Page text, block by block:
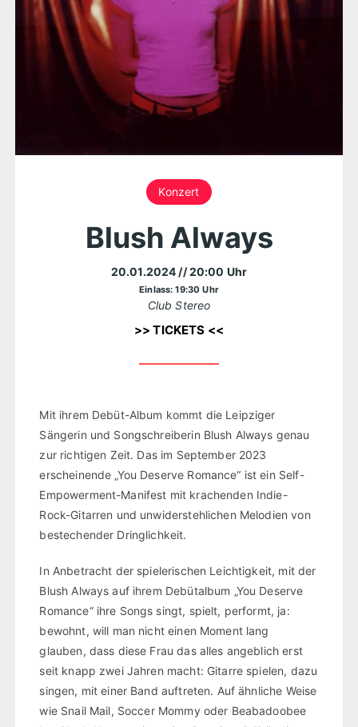
Konzert
Blush Always
20.01.2024 // 20:00 Uhr
Einlass: 19:30 Uhr
Club Stereo
>> TICKETS <<
Mit ihrem Debüt-Album kommt die Leipziger
Sängerin und Songschreiberin Blush Always genau
zur richtigen Zeit. Das im September 2023
erscheinende „You Deserve Romance“ ist ein Self-
Empowerment-Manifest mit krachenden Indie-
Rock-Gitarren und unwiderstehlichen Melodien von
bestechender Dringlichkeit.
In Anbetracht der spielerischen Leichtigkeit, mit der
Blush Always auf ihrem Debütalbum „You Deserve
Romance“ ihre Songs singt, spielt, performt, ja:
bewohnt, will man nicht einen Moment lang
glauben, dass diese Frau das alles angeblich erst
seit knapp zwei Jahren macht: Gitarre spielen, dazu
singen, mit einer Band auftreten. Auf ähnliche Weise
wie Snail Mail, Soccer Mommy oder Beabadoobee